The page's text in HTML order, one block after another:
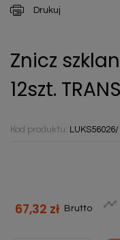
Drukuj
Znicz
12szt.
Kod produktu:
67,32 zł Brutto 